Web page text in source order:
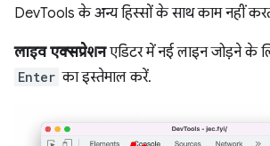
DevTools के अन्य हिस्सों के साथ काम नहीं
लाइव एक्सप्रेशनएडिटर में नई लाइन जोड़ने के
Enter का इस्तेमाल करें.